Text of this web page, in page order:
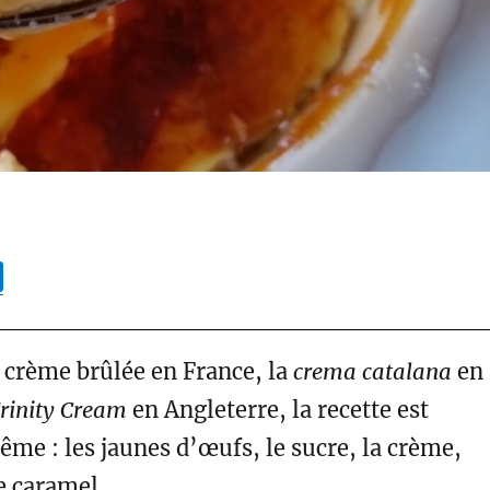
i
t
r
brûlée en France, la crema catalana en
Cream en Angleterre, la recette est
: les jaunes d’œufs, le sucre, la crème,